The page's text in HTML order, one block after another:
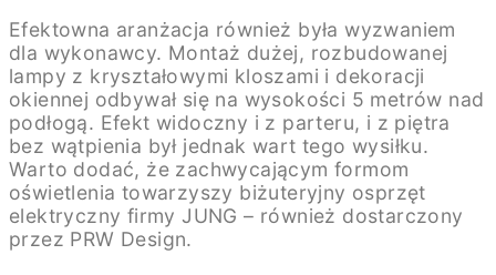
Efektowna aranżacja również była wyzwaniem
dla wykonawcy. Montaż dużej, rozbudowanej
lampy z kryształowymi kloszami i dekoracji
okiennej odbywał się na wysokości 5 metrów nad
podłogą. Efekt widoczny i z parteru, i z piętra
bez wątpienia był jednak wart tego wysiłku.
Warto dodać, że zachwycającym formom
oświetlenia towarzyszy biżuteryjny osprzęt
elektryczny firmy JUNG – również dostarczony
przez PRW Design.